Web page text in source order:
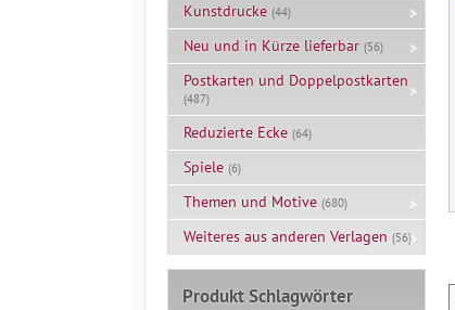
Kunstdrucke (44)
Neu und in Kürze lieferbar (56)
Postkarten und Doppelpostkarten
(487)
Reduzierte Ecke (64)
Spiele (6)
Themen und Motive (680)
Weiteres aus anderen Verlagen (56)
Produkt Schlagwörter